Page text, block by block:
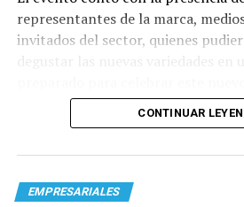
representantes de la marca,
invitados del sector, quienes
CONTINUAR
EMPRESARIALES